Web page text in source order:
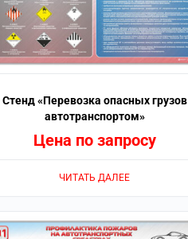
Стенд «Перевозка опасных грузов
автотранспортом»
Цена по запросу
ЧИТАТЬ ДАЛЕЕ